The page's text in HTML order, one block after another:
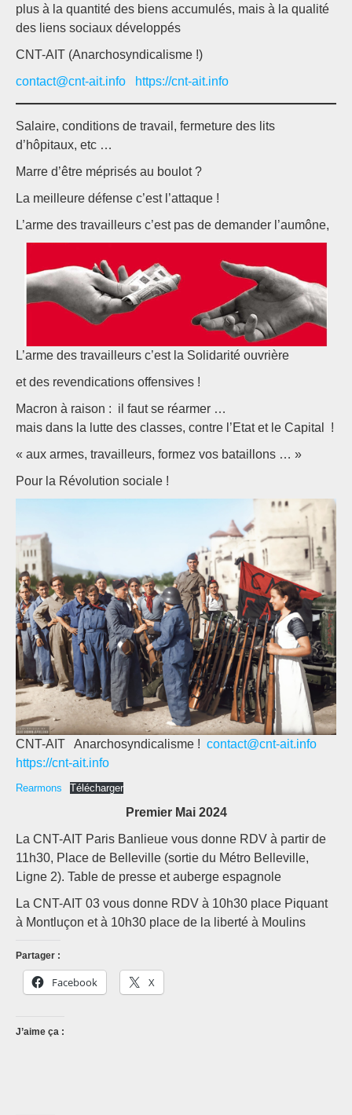
plus à la quantité des biens accumulés, mais à la qualité
des liens sociaux développés
CNT-AIT (Anarchosyndicalisme !)
contact@cnt-ait.info
https://cnt-ait.info
Salaire, conditions de travail, fermeture des lits
d’hôpitaux, etc …
Marre d’être méprisés au boulot ?
La meilleure défense c’est l’attaque !
L’arme des travailleurs c’est pas de demander l’aumône,
L’arme des travailleurs c’est la Solidarité ouvrière
et des revendications offensives !
Macron à raison : il faut se réarmer …
mais dans la lutte des classes, contre l’Etat et le Capital !
« aux armes, travailleurs, formez vos bataillons … »
Pour la Révolution sociale !
CNT-AIT Anarchosyndicalisme ! contact@cnt-ait.info
https://cnt-ait.info
Rearmons Télécharger
Premier Mai 2024
La CNT-AIT Paris Banlieue vous donne RDV à partir de
11h30, Place de Belleville (sortie du Métro Belleville,
Ligne 2). Table de presse et auberge espagnole
La CNT-AIT 03 vous donne RDV à 10h30 place Piquant
à Montluçon et à 10h30 place de la liberté à Moulins
Partager :
Facebook X
J’aime ça :